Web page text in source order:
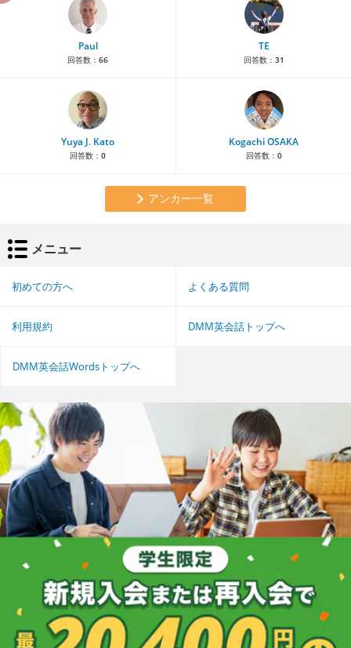
Paul
回答数： 66
TE
回答数： 31
Yuya J. Kato
回答数： 0
Kogachi OSAKA
回答数： 0
アンカー一覧
メニュー
初めての方へ よくある質問
利用規約 DMM英会話トップへ
DMM英会話Wordsトップへ